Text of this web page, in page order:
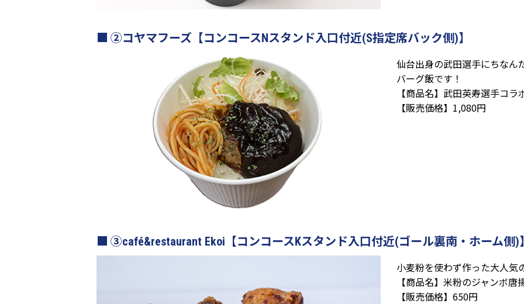
②コヤマフーズ【コンコースNスタンド入口付近(S指定席バック側)】
仙台出身の武田選手にちなん
バーグ飯です！
【商品名】武田英寿選手コ
【販売価格】1,080円
③café&restaurant Ekoi【コンコースKスタンド入口付近(ゴール裏南・ホーム側)】
小麦粉を使わず作った大人気
【商品名】米粉のジャンボ唐
【販売価格】650円